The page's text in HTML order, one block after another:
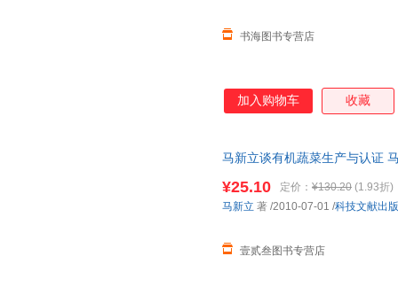
书海图书专营店
加入购物车 收藏
马新立谈有机蔬菜生产与认证
¥25.10 定价： ¥130.20 (1.93折)
壹贰叁图书专营店
马新立 著 /2010-07-01 /科技文献出